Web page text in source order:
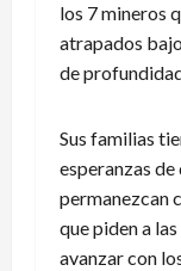
los 7 mineros
atrapados
de
Sus familias
esperanzas de
permanezcan
que piden a
avanzar con